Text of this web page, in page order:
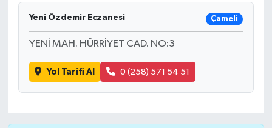
Yeni Özdemir Eczanesi Çameli
YENİ MAH. HÜRRİYET CAD. NO:3
Yol Tarifi Al 0 (258) 571 54 51
Hava Durumu
İlan